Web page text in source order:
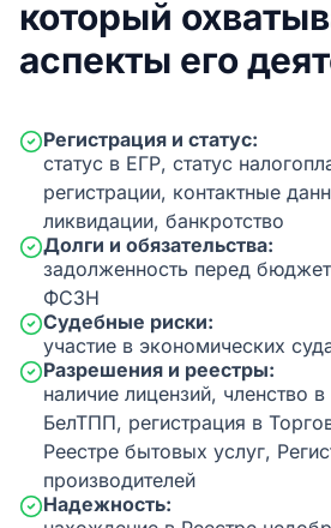
который
аспекты его
Регистрация и статус:
статус в ЕГР, статус
регистрации, контактные
ликвидации, банкротство
Долги и обязательства:
задолженность перед
ФСЗН
Судебные риски:
участие в экономических
Разрешения и реестры:
наличие лицензий, членство
БелТПП, регистрация в
Реестре бытовых услуг,
производителей
Надежность: